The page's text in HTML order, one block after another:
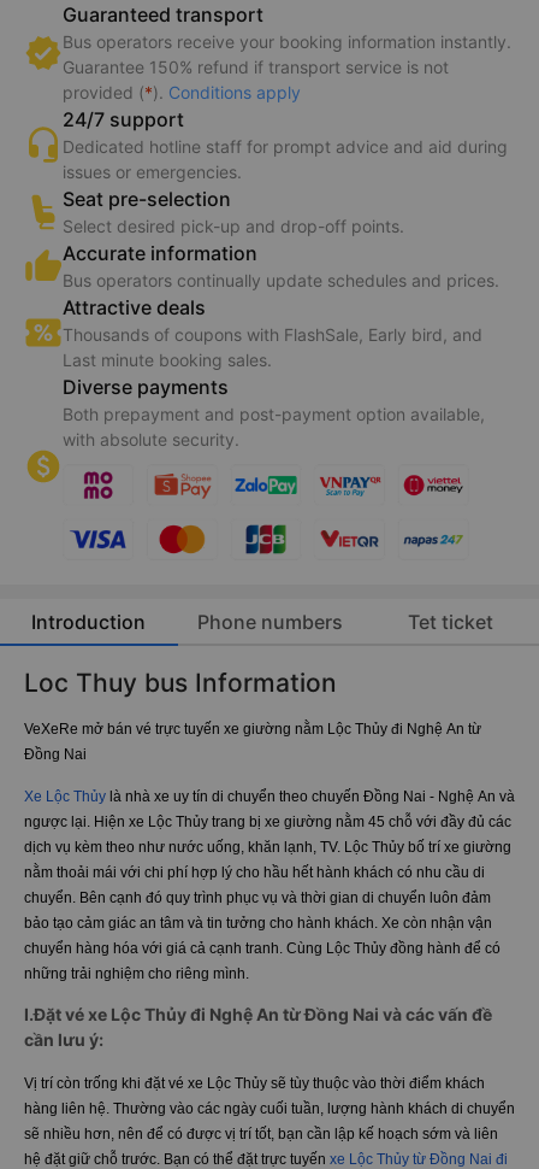
Guaranteed transport
Bus operators receive your booking information instantly.
Guarantee 150% refund if transport service is not
provided (*). Conditions apply
24/7 support
Dedicated hotline staff for prompt advice and aid during
issues or emergencies.
Seat pre-selection
Select desired pick-up and drop-off points.
Accurate information
Bus operators continually update schedules and prices.
Attractive deals
Thousands of coupons with FlashSale, Early bird, and
Last minute booking sales.
Diverse payments
Both prepayment and post-payment option available,
with absolute security.
Introduction Phone numbers Tet ticket
Loc Thuy bus Information
VeXeRe mở bán vé trực tuyến xe giường nằm Lộc Thủy đi Nghệ An từ
Đồng Nai
Xe Lộc Thủy là nhà xe uy tín di chuyển theo chuyến Đồng Nai - Nghệ An và
ngược lại. Hiện xe ​Lộc Thủy trang bị xe giường nằm 45 chỗ với đầy đủ các
dịch vụ kèm theo như nước uống, khăn lạnh, TV. Lộc Thủy bố trí xe giường
nằm thoải mái với chi phí hợp lý cho hầu hết hành khách có nhu cầu di
chuyển. Bên cạnh đó quy trình phục vụ và thời gian di chuyển luôn đảm
bảo tạo cảm giác an tâm và tin tưởng cho hành khách. Xe còn nhận vận
chuyển hàng hóa với giá cả cạnh tranh. Cùng Lộc Thủy đồng hành để có
những trải nghiệm cho riêng mình.
I.Đặt vé xe Lộc Thủy đi Nghệ An từ Đồng Nai và các vấn đề
cần lưu ý:
Vị trí còn trống khi đặt vé xe Lộc Thủy sẽ tùy thuộc vào thời điểm khách
hàng liên hệ. Thường vào các ngày cuối tuần, lượng hành khách di chuyển
sẽ nhiều hơn, nên để có được vị trí tốt, bạn cần lập kế hoạch sớm và liên
hệ đặt giữ chỗ trước. Bạn có thể đặt trực tuyến xe Lộc Thủy từ Đồng Nai đi